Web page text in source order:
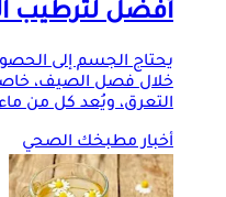
أفضل لترطيب
يحتاج الجسم إلى
خلال فصل الصيف، خاصةً
التعرق، ويُعد كل من
أخبار مطبخك الصحي